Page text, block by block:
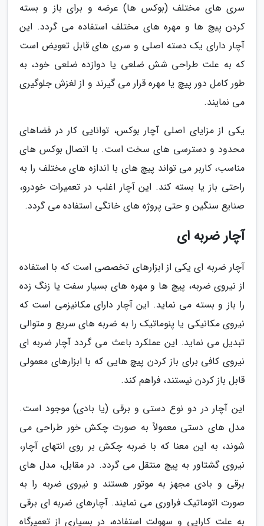
سری های مختلف (بوکس ها) عرضه و برای باز و بسته
کردن پیچ ها و مهره های مختلف استفاده می گردد. این
آچار دارای یک دسته اصلی و سری های قابل تعویض است
که به علت طراحی شش ضلعی یا دوازده ضلعی خود، به
طور کامل دور پیچ یا مهره قرار می گیرند و از لغزش جلوگیری
می نمایند.
یکی از مزایای اصلی آچار بوکس، توانایی کار در فضاهای
محدود و دسترسی های سخت است. با اتصال بوکس های
مناسب، کاربر می تواند پیچ های با اندازه های مختلف را به
راحتی باز یا بسته کند. این آچار اغلب در تعمیرات خودرو،
صنایع سنگین و حتی پروژه های خانگی استفاده می گردد.
آچار ضربه ای
آچار ضربه ای یکی از ابزارهای تخصصی است که با استفاده
از نیروی ضربه، پیچ ها و مهره های بسیار سفت یا زنگ زده
را باز و بسته می نماید. این آچار دارای مکانیزمی است که
نیروی مکانیکی یا پنوماتیک را به ضربه های سریع و متوالی
تبدیل می نماید. این عملکرد باعث می گردد آچار ضربه ای
نیروی کافی برای باز کردن پیچ هایی که با ابزارهای معمولی
قابل باز کردن نیستند، فراهم کند.
این آچار در دو نوع دستی و برقی (یا بادی) موجود است.
مدل های دستی معمولاً به صورت چکش خور طراحی می
شوند، به این معنا که با ضربه چکش بر روی انتهای آچار،
نیروی گشتاور به پیچ منتقل می گردد. در مقابل، مدل های
برقی و بادی مجهز به موتور هستند و نیروی ضربه را به
صورت اتوماتیک فراوری می نمایند. آچارهای ضربه ای برقی
به علت کارایی و سهولت استفاده، در بسیاری از تعمیرگاه